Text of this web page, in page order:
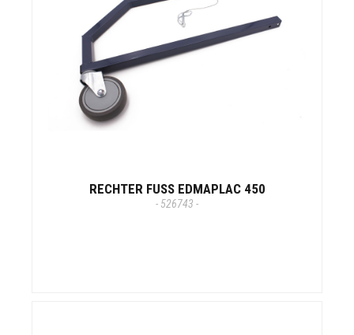
RECHTER FUSS EDMAPLAC 450
- 526743 -